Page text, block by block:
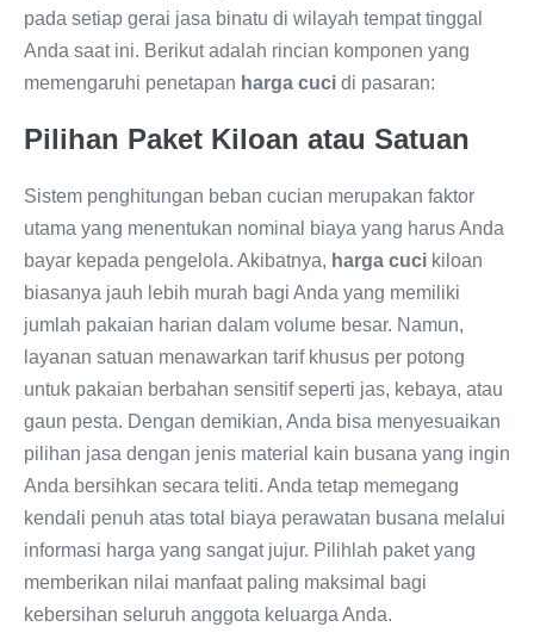
pada setiap gerai jasa binatu di wilayah tempat tinggal
Anda saat ini. Berikut adalah rincian komponen yang
memengaruhi penetapan harga cuci di pasaran:
Pilihan Paket Kiloan atau Satuan
Sistem penghitungan beban cucian merupakan faktor
utama yang menentukan nominal biaya yang harus Anda
bayar kepada pengelola. Akibatnya, harga cuci kiloan
biasanya jauh lebih murah bagi Anda yang memiliki
jumlah pakaian harian dalam volume besar. Namun,
layanan satuan menawarkan tarif khusus per potong
untuk pakaian berbahan sensitif seperti jas, kebaya, atau
gaun pesta. Dengan demikian, Anda bisa menyesuaikan
pilihan jasa dengan jenis material kain busana yang ingin
Anda bersihkan secara teliti. Anda tetap memegang
kendali penuh atas total biaya perawatan busana melalui
informasi harga yang sangat jujur. Pilihlah paket yang
memberikan nilai manfaat paling maksimal bagi
kebersihan seluruh anggota keluarga Anda.